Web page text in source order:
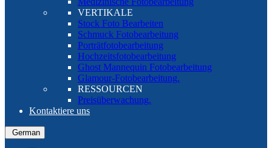
VERTIKALE
Stock Foto Bearbeiten
Schmuck Fotobearbeitung
Porträtfotobearbeitung
Hochzeitsfotobearbeitung
Ghost Mannequin Fotobearbeitung
Glamour-Fotobearbeitung.
RESSOURCEN
Preisüberwachung.
Kontaktiere uns
German